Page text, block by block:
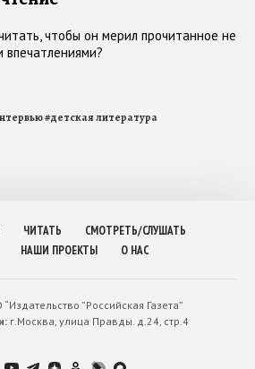
чтобы он мерил прочитанное не
#детская литература
ЧИТАТЬ
СМОТРЕТЬ/СЛУШАТЬ
НАШИ ПРОЕКТЫ О НАС
”Российская Газета”
г.Москва, улица Правды. д.24, стр.4